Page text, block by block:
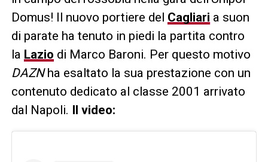
Domus! Il nuovo portiere del Cagliari a suon
di parate ha tenuto in piedi la partita contro
la Lazio di Marco Baroni. Per questo motivo
DAZNha esaltato la sua prestazione con un
contenuto dedicato al classe 2001 arrivato
dal Napoli. Il video: